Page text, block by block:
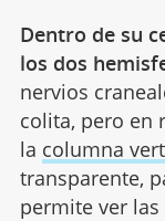
Dentro de su
los dos
nervios
colita, pero en
la columna
transparente,
permite ver